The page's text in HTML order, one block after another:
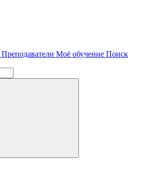
Преподаватели Моё обучение Поиск